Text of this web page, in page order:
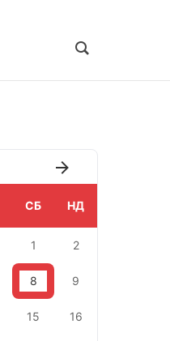
СБ НД
1 2
8 9
15 16